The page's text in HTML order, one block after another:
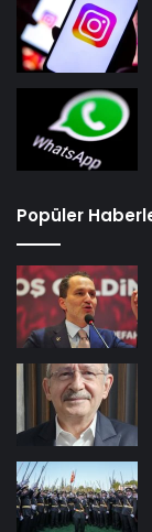
Popüler